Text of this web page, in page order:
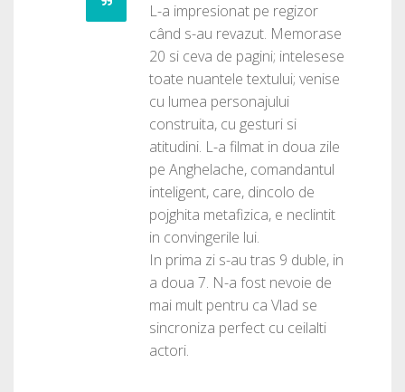
L-a impresionat pe regizor
când s-au revazut. Memorase
20 si ceva de pagini; intelesese
toate nuantele textului; venise
cu lumea personajului
construita, cu gesturi si
atitudini. L-a filmat in doua zile
pe Anghelache, comandantul
inteligent, care, dincolo de
pojghita metafizica, e neclintit
in convingerile lui.
In prima zi s-au tras 9 duble, in
a doua 7. N-a fost nevoie de
mai mult pentru ca Vlad se
sincroniza perfect cu ceilalti
actori.